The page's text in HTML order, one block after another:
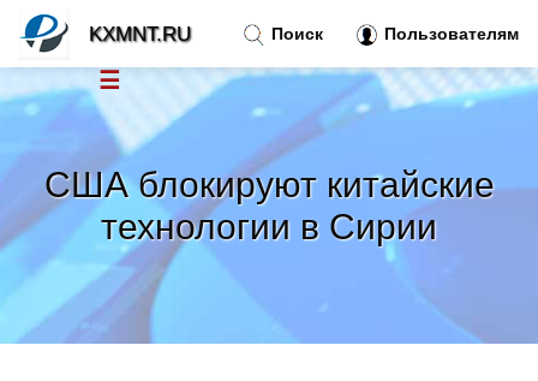
США блокируют китайские
технологии в Сирии
Поиск Пользователям
KXMNT.RU
☰
Новости
Тренды новостей»
Рубрики»
Правила»